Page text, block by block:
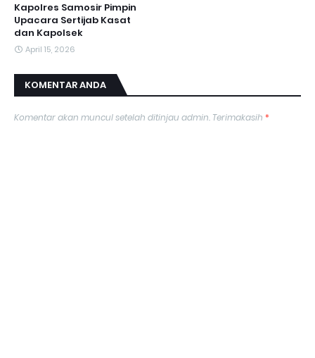
Kapolres Samosir Pimpin
Upacara Sertijab Kasat
dan Kapolsek
April 15, 2026
KOMENTAR ANDA
Komentar akan muncul setelah ditinjau admin. Terimakasih *